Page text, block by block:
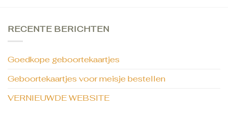
RECENTE BERICHTEN
Goedkope geboortekaartjes
Geboortekaartjes voor meisje bestellen
VERNIEUWDE WEBSITE